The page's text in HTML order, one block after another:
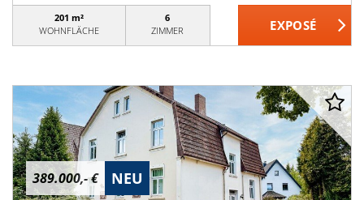
201 m²
WOHNFLÄCHE
6
ZIMMER
389.000,- € NEU